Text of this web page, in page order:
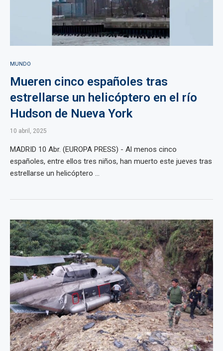
MUNDO
Mueren cinco españoles tras
estrellarse un helicóptero en el río
Hudson de Nueva York
10 abril, 2025
MADRID 10 Abr. (EUROPA PRESS) - Al menos cinco
españoles, entre ellos tres niños, han muerto este jueves tras
estrellarse un helicóptero ...